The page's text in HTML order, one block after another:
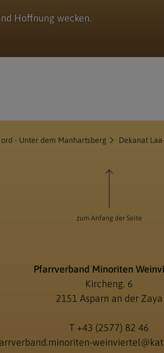
Hoffnung wecken.
- Unter dem Manhartsberg Dekanat
zum Anfang der Seite
Pfarrverband Minoriten
Kircheng. 6
2151 Asparn an der Zaya
T +43 (2577) 82 46